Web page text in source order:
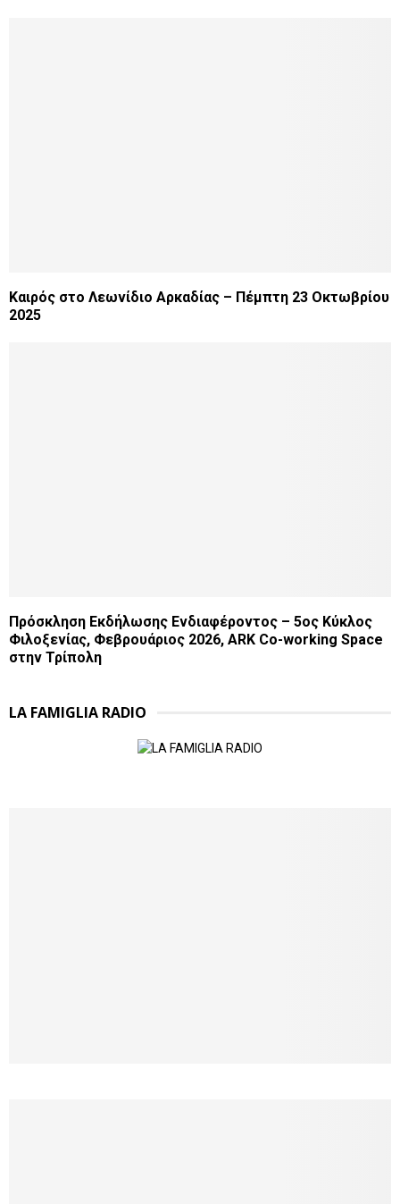
Καιρός στο Λεωνίδιο Αρκαδίας – Πέμπτη 23 Οκτωβρίου
2025
Πρόσκληση Εκδήλωσης Ενδιαφέροντος – 5ος Κύκλος
Φιλοξενίας, Φεβρουάριος 2026, ARK Co-working Space
στην Τρίπολη
LA FAMIGLIA RADIO